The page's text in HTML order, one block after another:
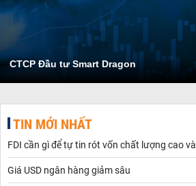
CTCP Đầu tư Smart Dragon
TIN MỚI NHẤT
FDI cần gì để tự tin rót vốn chất lượng cao
Giá USD ngân hàng giảm sâu